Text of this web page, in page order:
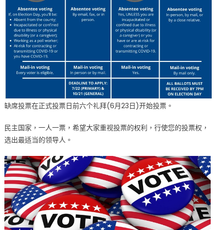
缺席投票在正式投票日前六个礼拜(6月23日)开始投票。
民主国家，一人一票，希望大家重视投票的权利，行使您的投票权，
选出最适当的领导人。